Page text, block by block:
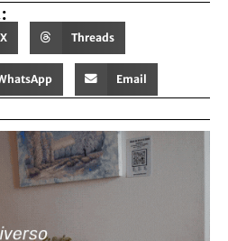
X Threads
Email